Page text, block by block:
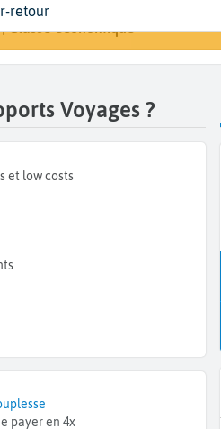
votre voyage
Classe
Classe économique
retour
Voyages ?
et low costs
payer en 4x